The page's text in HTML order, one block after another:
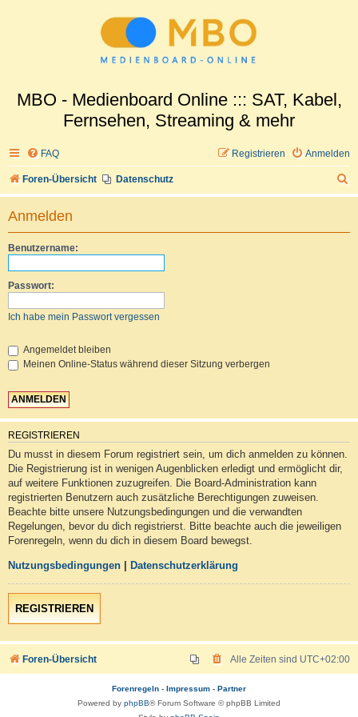
MBO - Medienboard Online ::: SAT, Kabel,
Fernsehen, Streaming & mehr
FAQ Anmelden
Registrieren
Foren-Übersicht Datenschutz
u
Anmelden
Benutzername:
Passwort:
Ich habe mein Passwort vergessen
Angemeldet bleiben
Meinen Online-Status während dieser Sitzung verbergen
REGISTRIEREN
Du musst in diesem Forum registriert sein, um dich anmelden zu können.
Die Registrierung ist in wenigen Augenblicken erledigt und ermöglicht dir,
auf weitere Funktionen zuzugreifen. Die Board-Administration kann
registrierten Benutzern auch zusätzliche Berechtigungen zuweisen.
Beachte bitte unsere Nutzungsbedingungen und die verwandten
Regelungen, bevor du dich registrierst. Bitte beachte auch die jeweiligen
Forenregeln, wenn du dich in diesem Board bewegst.
Nutzungsbedingungen Datenschutzerklärung
REGISTRIEREN
Foren-Übersicht Alle Zeiten sind UTC+02:00
Forenregeln - Impressum - Partner
Powered by phpBB® Forum Software © phpBB Limited